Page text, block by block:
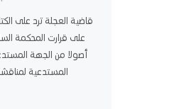
قاضية العجلة ترد على
على قرارت المحكمة
أصولا من الجهة
المستدعية